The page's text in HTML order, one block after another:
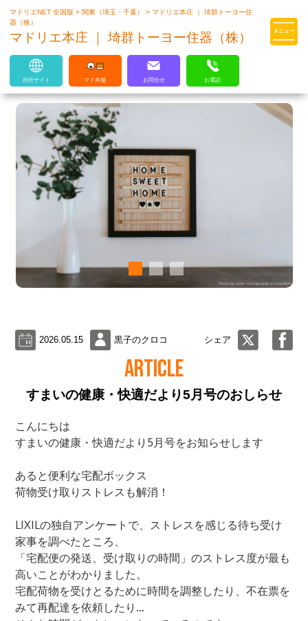
マドリエはLIXILの厳しい基準を
マドリエNET 全国版> 関東（埼玉・千葉）>マドリエ本庄 ｜ 埼群トーヨー住
器（株）
マドリエ本庄 ｜ 埼群トーヨー住器（株）
自社サイト マド本舗 お問合せ お電話
2026.05.15 黒子のクロコ シェア
ARTICLE
すまいの健康・快適だより5月号のおしらせ